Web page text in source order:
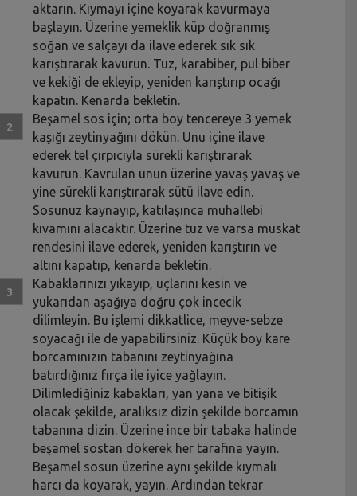
aktarın. Kıymayı içine koyarak kavurmaya
başlayın. Üzerine yemeklik küp doğranmış
soğan ve salçayı da ilave ederek sık sık
karıştırarak kavurun. Tuz, karabiber, pul biber
ve kekiği de ekleyip, yeniden karıştırıp ocağı
kapatın. Kenarda bekletin.
Beşamel sos için; orta boy tencereye 3 yemek
kaşığı zeytinyağını dökün. Unu içine ilave
ederek tel çırpıcıyla sürekli karıştırarak
kavurun. Kavrulan unun üzerine yavaş yavaş ve
yine sürekli karıştırarak sütü ilave edin.
Sosunuz kaynayıp, katılaşınca muhallebi
kıvamını alacaktır. Üzerine tuz ve varsa muskat
rendesini ilave ederek, yeniden karıştırın ve
altını kapatıp, kenarda bekletin.
Kabaklarınızı yıkayıp, uçlarını kesin ve
yukarıdan aşağıya doğru çok incecik
dilimleyin. Bu işlemi dikkatlice, meyve-sebze
soyacağı ile de yapabilirsiniz. Küçük boy kare
borcamınızın tabanını zeytinyağına
batırdığınız fırça ile iyice yağlayın.
Dilimlediğiniz kabakları, yan yana ve bitişik
olacak şekilde, aralıksız dizin şekilde borcamın
tabanına dizin. Üzerine ince bir tabaka halinde
beşamel sostan dökerek her tarafına yayın.
Beşamel sosun üzerine aynı şekilde kıymalı
harcı da koyarak, yayın. Ardından tekrar